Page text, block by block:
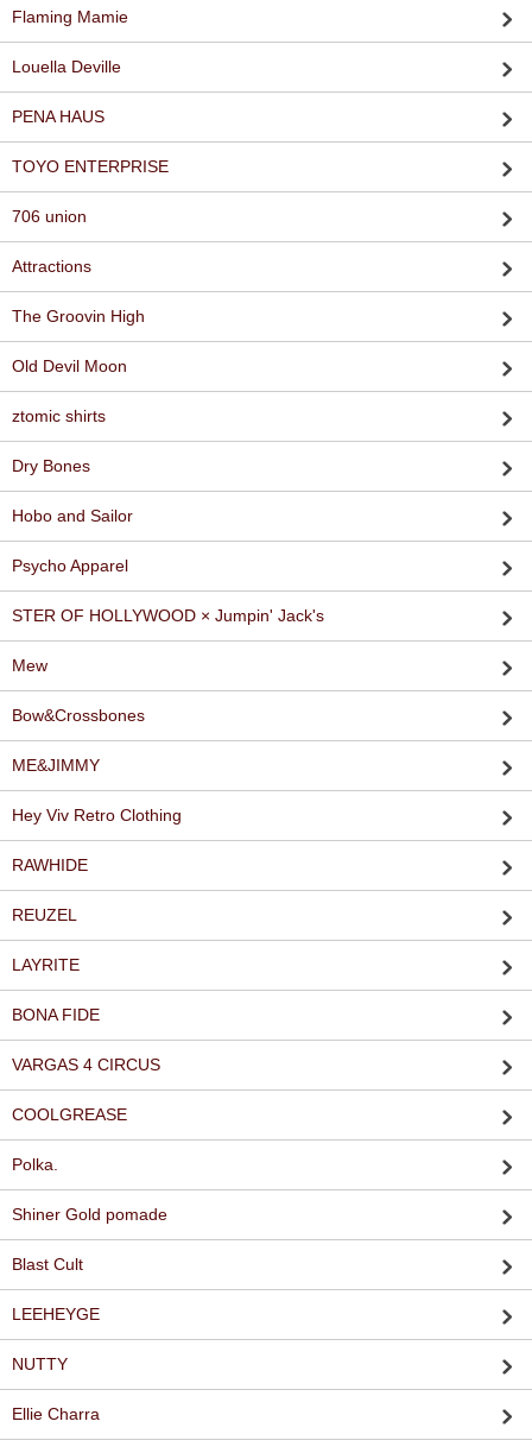
Flaming Mamie
Louella Deville
PENA HAUS
TOYO ENTERPRISE
706 union
Attractions
The Groovin High
Old Devil Moon
ztomic shirts
Dry Bones
Hobo and Sailor
Psycho Apparel
STER OF HOLLYWOOD × Jumpin' Jack's
Mew
Bow&Crossbones
ME&JIMMY
Hey Viv Retro Clothing
RAWHIDE
REUZEL
LAYRITE
BONA FIDE
VARGAS 4 CIRCUS
COOLGREASE
Polka.
Shiner Gold pomade
Blast Cult
LEEHEYGE
NUTTY
Ellie Charra